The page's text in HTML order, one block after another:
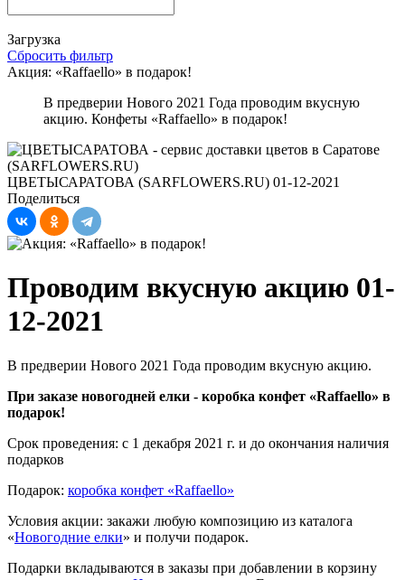
Загрузка
Сбросить фильтр
Акция: «Raffaello» в подарок!
В предверии Нового 2021 Года проводим вкусную
акцию. Конфеты «Raffaello» в подарок!
ЦВЕТЫСАРАТОВА (SARFLOWERS.RU) 01-12-2021
Поделиться
Проводим вкусную акцию 01-
12-2021
В предверии Нового 2021 Года проводим вкусную акцию.
При заказе новогодней елки - коробка конфет «Raffaello» в
подарок!
Срок проведения: c 1 декабря 2021 г. и до окончания наличия
подарков
Подарок: коробка конфет «Raffaello»
Условия акции: закажи любую композицию из каталога
«Новогодние елки» и получи подарок.
Подарки вкладываются в заказы при добавлении в корзину